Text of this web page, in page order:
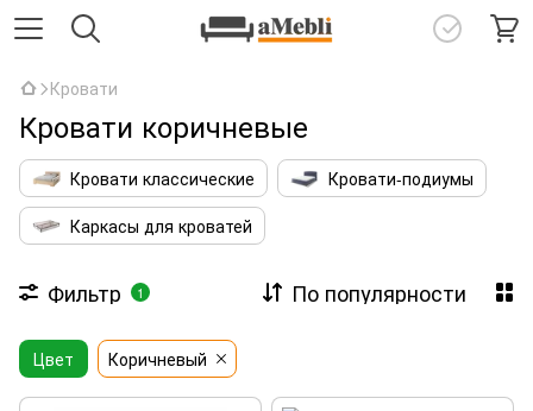
Кровати
Кровати коричневые
Кровати классические
Кровати-подиумы
Каркасы для кроватей
Фильтр 1 По популярности
Цвет Коричневый